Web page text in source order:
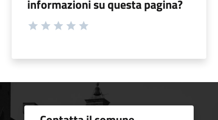
informazioni su questa pagina?